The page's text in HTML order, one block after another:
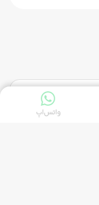
واتس‌اپ